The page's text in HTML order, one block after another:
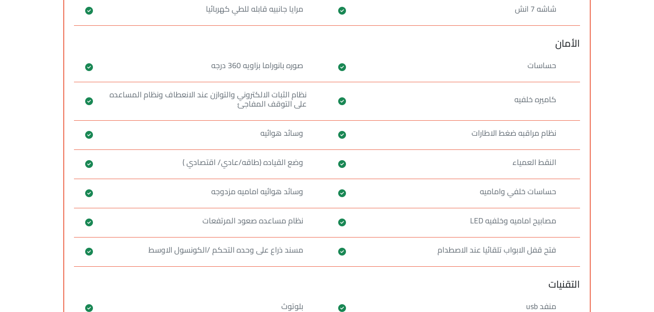
شاشه 7 انش
مرايا جانبيه قابله للطي كهربائيا
الأمان
حساسات صوره بانوراما بزاويه 360 درجه
كاميره خلفيه نظام الثبات الالكتروني والتوازن عند الانعطاف ونظام المساعده
على التوقف المفاجئ
نظام مراقبه ضغط الاطارات
وسائد هوائيه
النقط العمياء
وضع القياده (طاقه/عادي/ اقتصادي )
حساسات خلفي واماميه
وسائد هوائيه اماميه مزدوجه
مصابيح اماميه وخلفيه LED
نظام مساعده صعود المرتفعات
فتح قفل الابواب تلقائيا عند الاصطدام
مسند ذراع على وحده التحكم /الكونسول الاوسط
التقنيات
منفد usb
بلوتوث